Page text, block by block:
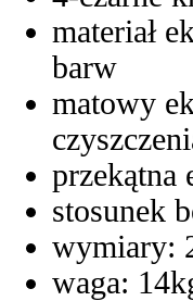
materiał
barw
matowy
przekątna
stosunek
wymiary:
waga: